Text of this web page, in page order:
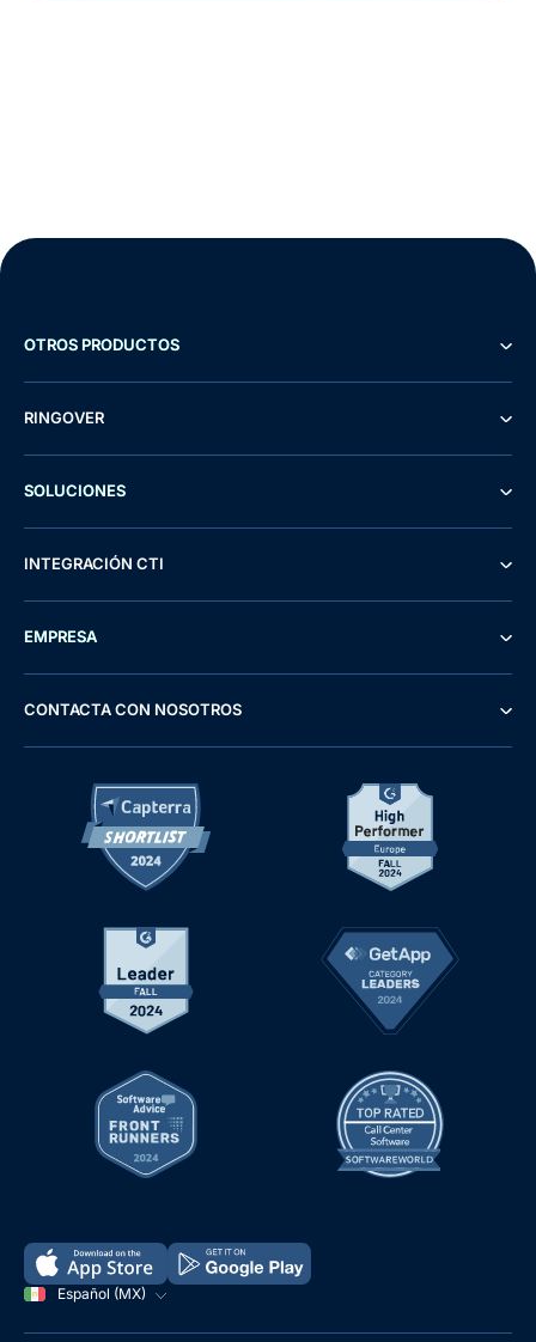
Español (MX)
OTROS PRODUCTOS
RINGOVER
SOLUCIONES
INTEGRACIÓN CTI
EMPRESA
CONTACTA CON NOSOTROS